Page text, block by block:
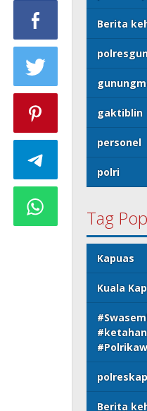
Berita
gaktiblin
personel
polri
Tag
Kapuas
Kuala
Berita